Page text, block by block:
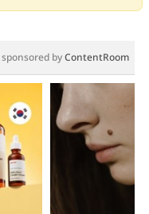
sponsored byContentRoom